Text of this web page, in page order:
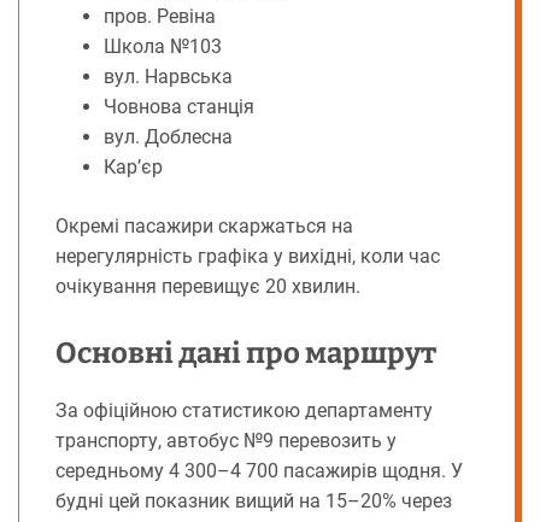
пров. Ревіна
Школа №103
вул. Нарвська
Човнова станція
вул. Доблесна
Кар’єр
Окремі пасажири скаржаться на
нерегулярність графіка у вихідні, коли час
очікування перевищує 20 хвилин.
Основні дані про маршрут
За офіційною статистикою департаменту
транспорту, автобус №9 перевозить у
середньому 4 300–4 700 пасажирів щодня. У
будні цей показник вищий на 15–20% через